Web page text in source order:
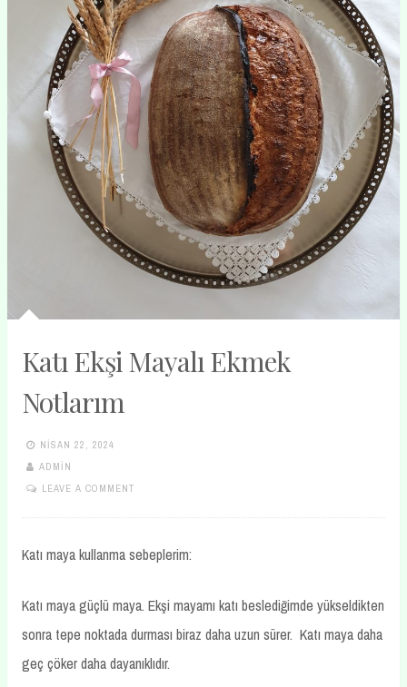
Katı Ekşi Mayalı Ekmek
Notlarım
NISAN 22, 2024
ADMIN
LEAVE A COMMENT
Katı maya kullanma sebeplerim:
Katı maya güçlü maya. Ekşi mayamı katı beslediğimde yükseldikten
sonra tepe noktada durması biraz daha uzun sürer. Katı maya daha
geç çöker daha dayanıklıdır.